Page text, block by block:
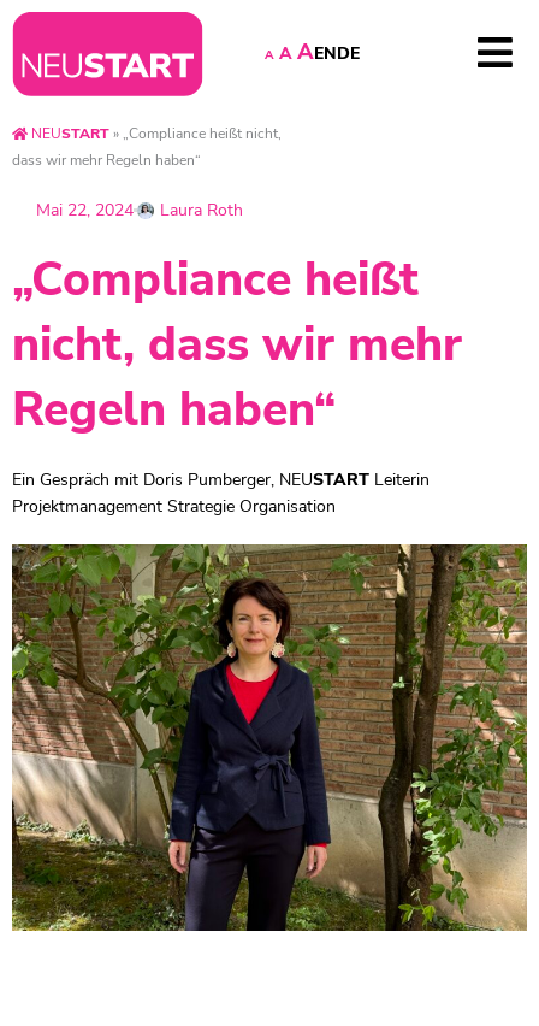
A A AENDE
NEUSTART» „Compliance heißt nicht,
dass wir mehr Regeln haben“
Mai 22, 2024 Laura Roth
„Compliance heißt
nicht, dass wir mehr
Regeln haben“
Ein Gespräch mit Doris Pumberger, NEUSTART Leiterin
Projektmanagement Strategie Organisation